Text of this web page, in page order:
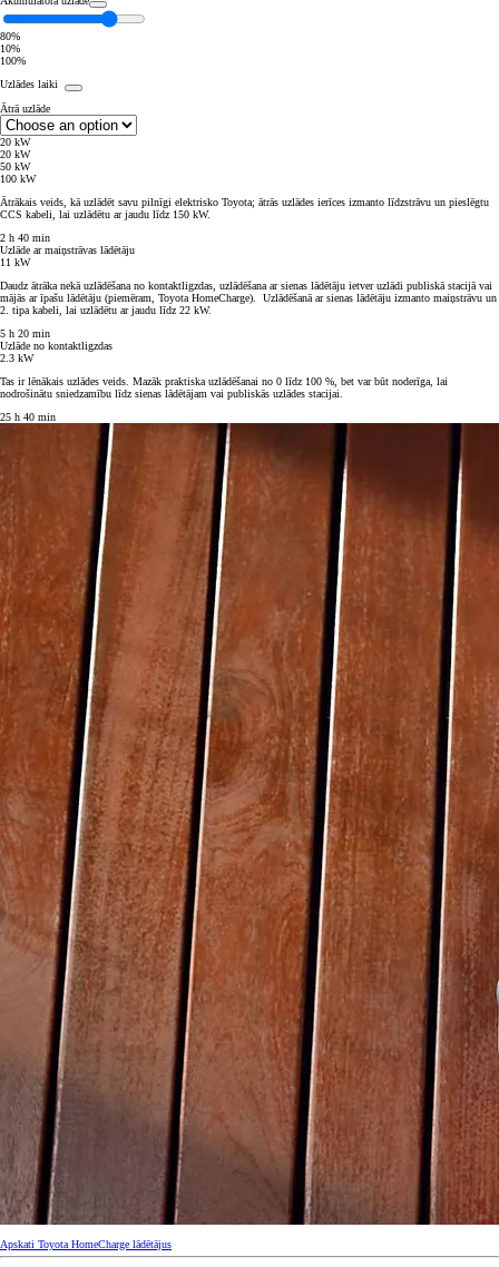
80%
10%
100%
Uzlādes laiki
Ātrā uzlāde
20 kW
20 kW
50 kW
100 kW
Ātrākais veids, kā uzlādēt savu pilnīgi elektrisko Toyota; ātrās uzlādes ierīces izmanto līdzstrāvu un pieslēgtu
CCS kabeli, lai uzlādētu ar jaudu līdz 150 kW.
2 h 40 min
Uzlāde ar maiņstrāvas lādētāju
11 kW
Daudz ātrāka nekā uzlādēšana no kontaktligzdas, uzlādēšana ar sienas lādētāju ietver uzlādi publiskā stacijā vai
mājās ar īpašu lādētāju (piemēram, Toyota HomeCharge). Uzlādēšanā ar sienas lādētāju izmanto maiņstrāvu un
2. tipa kabeli, lai uzlādētu ar jaudu līdz 22 kW.
5 h 20 min
Uzlāde no kontaktligzdas
2.3 kW
Tas ir lēnākais uzlādes veids. Mazāk praktiska uzlādēšanai no 0 līdz 100 %, bet var būt noderīga, lai
nodrošinātu sniedzamību līdz sienas lādētājam vai publiskās uzlādes stacijai.
25 h 40 min
Apskati Toyota HomeCharge lādētājus